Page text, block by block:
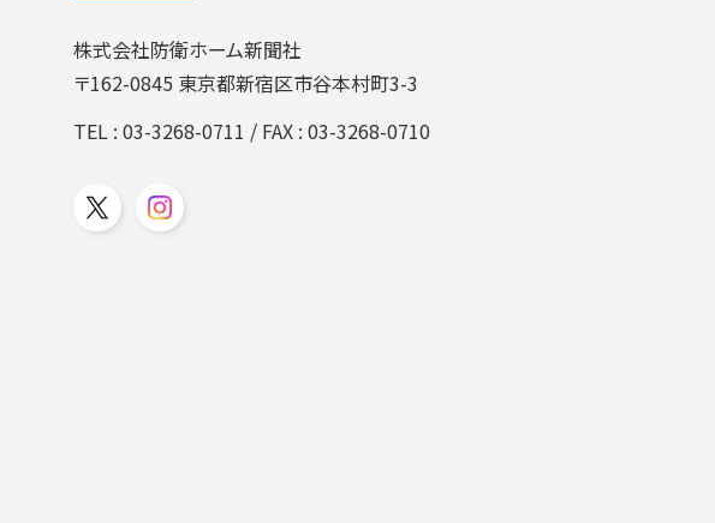
株式会社防衛ホーム新聞社
〒162-0845 東京都新宿区市谷本村町3-3
TEL :03-3268-0711 / FAX : 03-3268-0710